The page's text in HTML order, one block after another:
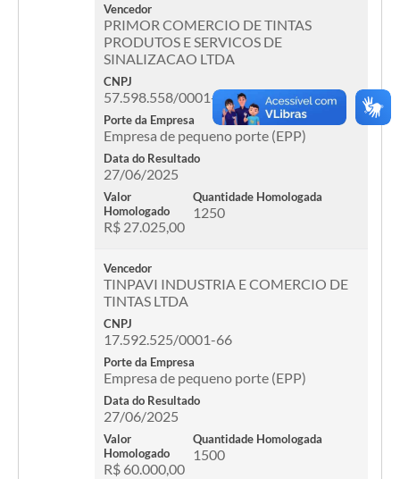
Vencedor
PRIMOR COMERCIO DE TINTAS
PRODUTOS E SERVICOS DE
SINALIZACAO LTDA
CNPJ
57.598.558/0001-38
Porte da Empresa
Empresa de pequeno porte (EPP)
Data do Resultado
27/06/2025
Valor
Homologado
R$ 27.025,00
Quantidade Homologada
1250
Vencedor
TINPAVI INDUSTRIA E COMERCIO DE
TINTAS LTDA
CNPJ
17.592.525/0001-66
Porte da Empresa
Empresa de pequeno porte (EPP)
Data do Resultado
27/06/2025
Valor
Homologado
R$ 60.000,00
Quantidade Homologada
1500